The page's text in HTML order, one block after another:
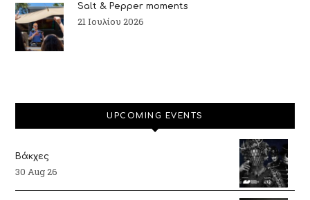
Salt & Pepper moments
21 Ιουλίου 2026
UPCOMING EVENTS
Βάκχες
30 Aug 26